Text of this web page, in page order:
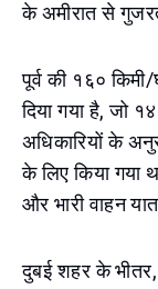
के अमीरात से
पूर्व की १६०
दिया गया है, जो
अधिकारियों के
के लिए किया गया
और भारी वाहन
दुबई शहर के